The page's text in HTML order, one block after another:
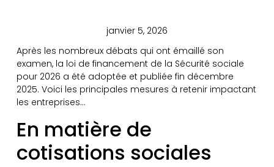
janvier 5, 2026
Après les nombreux débats qui ont émaillé son
examen, la loi de financement de la Sécurité sociale
pour 2026 a été adoptée et publiée fin décembre
2025. Voici les principales mesures à retenir impactant
les entreprises…
En matière de
cotisations sociales